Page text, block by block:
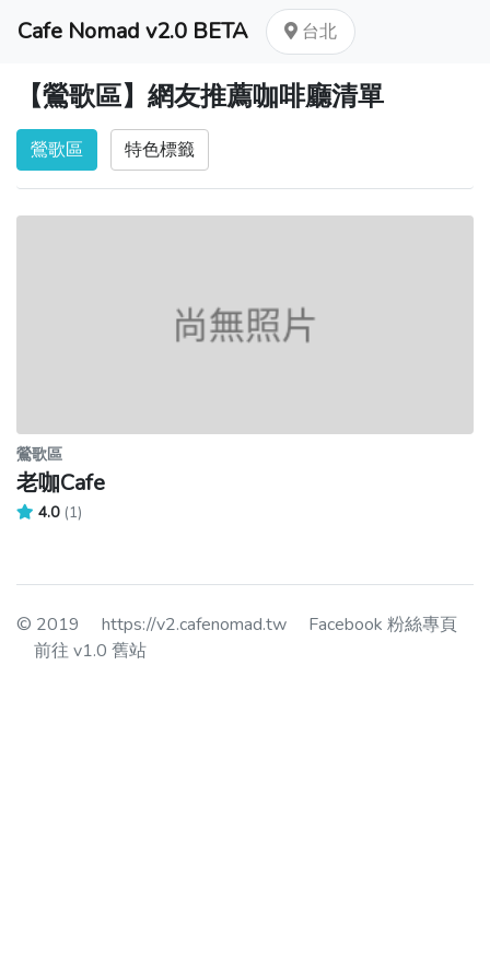
Cafe Nomad v2.0 BETA 台北
【鶯歌區】網友推薦咖啡廳清單
鶯歌區 特色標籤
鶯歌區
老咖Cafe
4.0 (1)
© 2019 https://v2.cafenomad.tw
Facebook 粉絲專頁
前往 v1.0 舊站